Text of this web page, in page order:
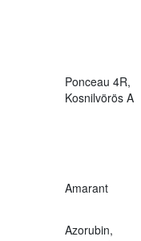
Ponceau 4R,
Kosnilvörös A
Amarant
Azorubin,